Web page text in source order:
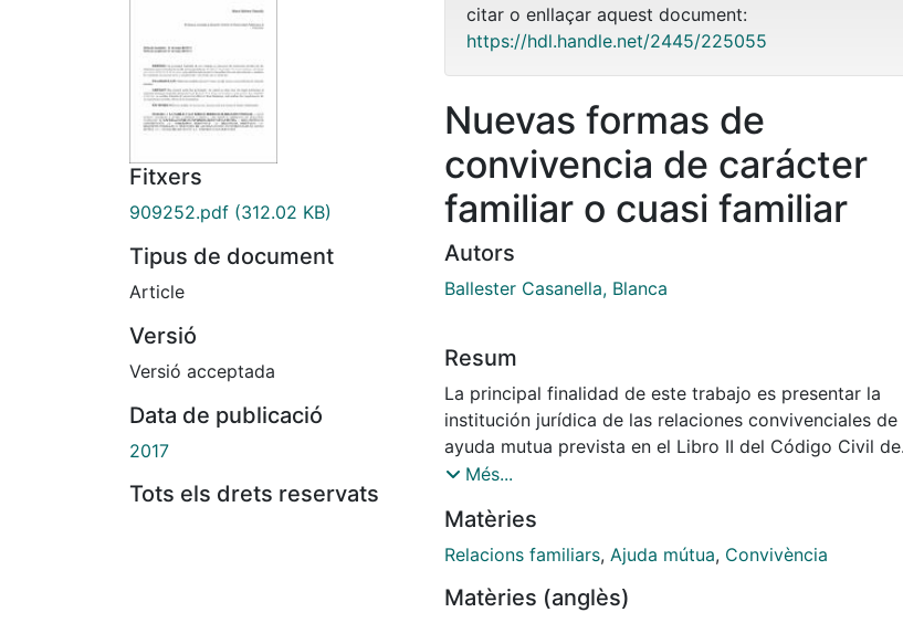
Fitxers
909252.pdf (312.02 KB)
Tipus de document
Article
Versió
Versió acceptada
Data de publicació
2017
Tots els drets reservats
citar o enllaçar aquest document:
https://hdl.handle.net/2445/225055
Nuevas formas de
convivencia de carácter
familiar o cuasi familiar
Autors
Ballester Casanella, Blanca
Resum
La principal finalidad de este trabajo es presentar la
institución jurídica de las relaciones convivenciales de
ayuda mutua prevista en el Libro II del Código Civil de
Cataluña, aprobado por la Ley 25/2010, de 29 de julio,
matrimonial, y analizar los requisitos necesarios para su
constitución y los efectos de su extinción.
Més...
Matèries
Relacions familiars, Ajuda mútua, Convivència
Matèries (anglès)